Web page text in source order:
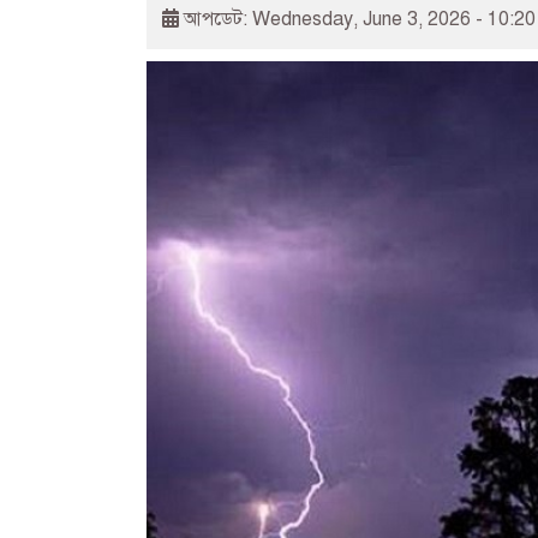
আপডেট: Wednesday, June 3, 2026 -